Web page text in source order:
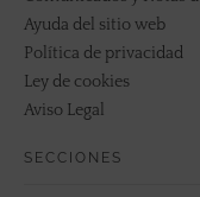
Ayuda del sitio web
Política de privacidad
Ley de cookies
Aviso Legal
SECCIONES